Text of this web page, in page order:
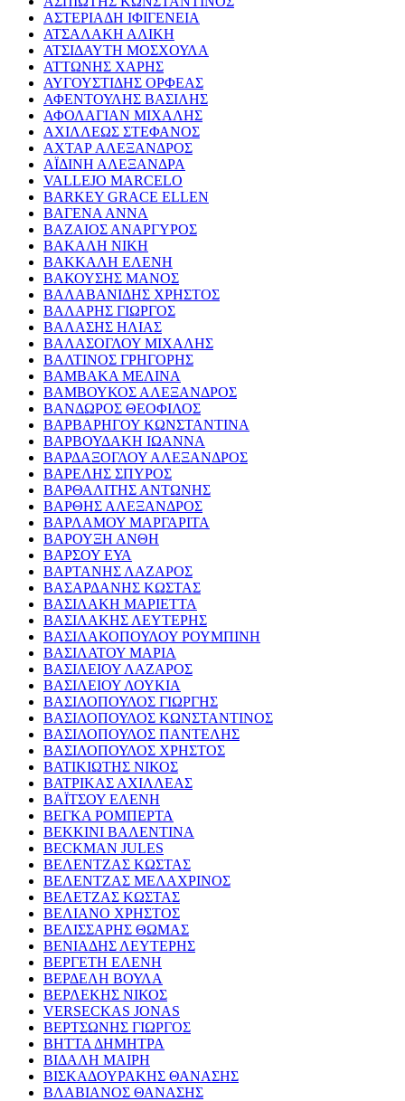
ΑΣΤΕΡΙΑΔΗ ΙΦΙΓΕΝΕΙΑ
ΑΤΣΑΛΑΚΗ ΑΛΙΚΗ
ΑΤΣΙΔΑΥΤΗ ΜΟΣΧΟΥΛΑ
ΑΤΤΩΝΗΣ ΧΑΡΗΣ
ΑΥΓΟΥΣΤΙΔΗΣ ΟΡΦΕΑΣ
ΑΦΕΝΤΟΥΛΗΣ ΒΑΣΙΛΗΣ
ΑΦΟΛΑΓΙΑΝ ΜΙΧΑΛΗΣ
ΑΧΙΛΛΕΩΣ ΣΤΕΦΑΝΟΣ
ΑΧΤΑΡ ΑΛΕΞΑΝΔΡΟΣ
ΑΪΔΙΝΗ ΑΛΕΞΑΝΔΡΑ
VALLEJO MARCELO
BARKEY GRACE ELLEN
ΒΑΓΕΝΑ ΑΝΝΑ
ΒΑΖΑΙΟΣ ΑΝΑΡΓΥΡΟΣ
ΒΑΚΑΛΗ ΝΙΚΗ
ΒΑΚΚΑΛΗ ΕΛΕΝΗ
ΒΑΚΟΥΣΗΣ ΜΑΝΟΣ
ΒΑΛΑΒΑΝΙΔΗΣ ΧΡΗΣΤΟΣ
ΒΑΛΑΡΗΣ ΓΙΩΡΓΟΣ
ΒΑΛΑΣΗΣ ΗΛΙΑΣ
ΒΑΛΑΣΟΓΛΟΥ ΜΙΧΑΛΗΣ
ΒΑΛΤΙΝΟΣ ΓΡΗΓΟΡΗΣ
ΒΑΜΒΑΚΑ ΜΕΛΙΝΑ
ΒΑΜΒΟΥΚΟΣ ΑΛΕΞΑΝΔΡΟΣ
ΒΑΝΔΩΡΟΣ ΘΕΟΦΙΛΟΣ
ΒΑΡΒΑΡΗΓΟΥ ΚΩΝΣΤΑΝΤΙΝΑ
ΒΑΡΒΟΥΔΑΚΗ ΙΩΑΝΝΑ
ΒΑΡΔΑΞΟΓΛΟΥ ΑΛΕΞΑΝΔΡΟΣ
ΒΑΡΕΛΗΣ ΣΠΥΡΟΣ
ΒΑΡΘΑΛΙΤΗΣ ΑΝΤΩΝΗΣ
ΒΑΡΘΗΣ ΑΛΕΞΑΝΔΡΟΣ
ΒΑΡΛΑΜΟΥ ΜΑΡΓΑΡΙΤΑ
ΒΑΡΟΥΞΗ ΑΝΘΗ
ΒΑΡΣΟΥ ΕΥΑ
ΒΑΡΤΑΝΗΣ ΛΑΖΑΡΟΣ
ΒΑΣΑΡΔΑΝΗΣ ΚΩΣΤΑΣ
ΒΑΣΙΛΑΚΗ ΜΑΡΙΕΤΤΑ
ΒΑΣΙΛΑΚΗΣ ΛΕΥΤΕΡΗΣ
ΒΑΣΙΛΑΚΟΠΟΥΛΟΥ ΡΟΥΜΠΙΝΗ
ΒΑΣΙΛΑΤΟΥ ΜΑΡΙΑ
ΒΑΣΙΛΕΙΟΥ ΛΑΖΑΡΟΣ
ΒΑΣΙΛΕΙΟΥ ΛΟΥΚΙΑ
ΒΑΣΙΛΟΠΟΥΛΟΣ ΓΙΩΡΓΗΣ
ΒΑΣΙΛΟΠΟΥΛΟΣ ΚΩΝΣΤΑΝΤΙΝΟΣ
ΒΑΣΙΛΟΠΟΥΛΟΣ ΠΑΝΤΕΛΗΣ
ΒΑΣΙΛΟΠΟΥΛΟΣ ΧΡΗΣΤΟΣ
ΒΑΤΙΚΙΩΤΗΣ ΝΙΚΟΣ
ΒΑΤΡΙΚΑΣ ΑΧΙΛΛΕΑΣ
ΒΑΪΤΣΟΥ ΕΛΕΝΗ
ΒΕΓΚΑ ΡΟΜΠΕΡΤΑ
ΒΕΚΚΙΝΙ ΒΑΛΕΝΤΙΝΑ
BECKMAN JULES
ΒΕΛΕΝΤΖΑΣ ΚΩΣΤΑΣ
ΒΕΛΕΝΤΖΑΣ ΜΕΛΑΧΡΙΝΟΣ
ΒΕΛΕΤΖΑΣ ΚΩΣΤΑΣ
ΒΕΛΙΑΝΟ ΧΡΗΣΤΟΣ
ΒΕΛΙΣΣΑΡΗΣ ΘΩΜΑΣ
ΒΕΝΙΑΔΗΣ ΛΕΥΤΕΡΗΣ
ΒΕΡΓΕΤΗ ΕΛΕΝΗ
ΒΕΡΔΕΛΗ ΒΟΥΛΑ
ΒΕΡΛΕΚΗΣ ΝΙΚΟΣ
VERSECKAS JONAS
ΒΕΡΤΣΩΝΗΣ ΓΙΩΡΓΟΣ
ΒΗΤΤΑ ΔΗΜΗΤΡΑ
ΒΙΔΑΛΗ ΜΑΙΡΗ
ΒΙΣΚΑΔΟΥΡΑΚΗΣ ΘΑΝΑΣΗΣ
ΒΛΑΒΙΑΝΟΣ ΘΑΝΑΣΗΣ